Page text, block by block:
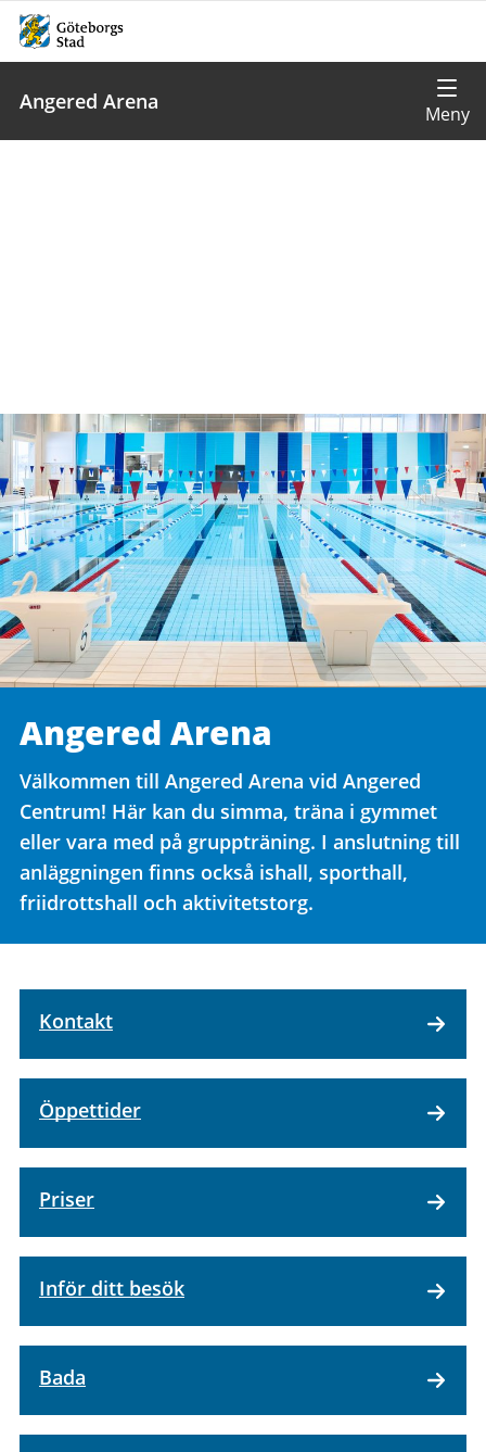
Angered Arena
Angered Arena
Välkommen till Angered Arena vid Angered
Centrum! Här kan du simma, träna i gymmet
eller vara med på gruppträning. I anslutning till
anläggningen finns också ishall, sporthall,
friidrottshall och aktivitetstorg.
Kontakt
Öppettider
Priser
Inför ditt besök
Bada